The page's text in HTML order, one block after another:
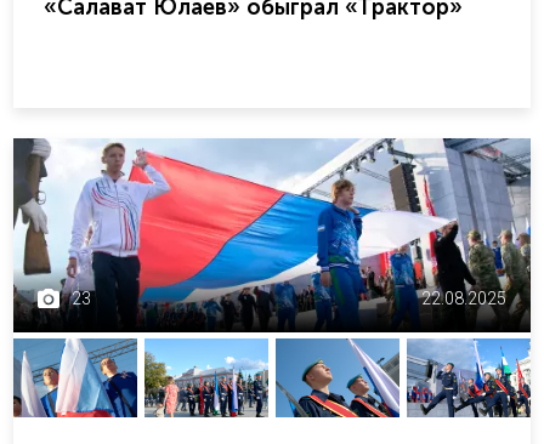
«Салават Юлаев» обыграл «Трактор»
23 22.08.2025